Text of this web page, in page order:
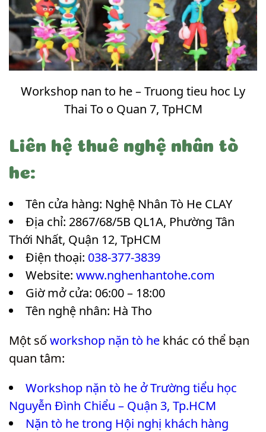
Workshop nan to he – Truong tieu hoc Ly
Thai To o Quan 7, TpHCM
Liên hệ thuê nghệ nhân tò
he:
Tên cửa hàng: Nghệ Nhân Tò He CLAY
Địa chỉ: 2867/68/5B QL1A, Phường Tân
Thới Nhất, Quận 12, TpHCM
Điện thoại: 038-377-3839
Website: www.nghenhantohe.com
Giờ mở cửa: 06:00 – 18:00
Tên nghệ nhân: Hà Tho
Một sốworkshop nặn tò he khác có thể bạn
quan tâm:
Workshop nặn tò he ở Trường tiểu học
Nguyễn Đình Chiểu – Quận 3, Tp.HCM
Nặn tò he trong Hội nghị khách hàng